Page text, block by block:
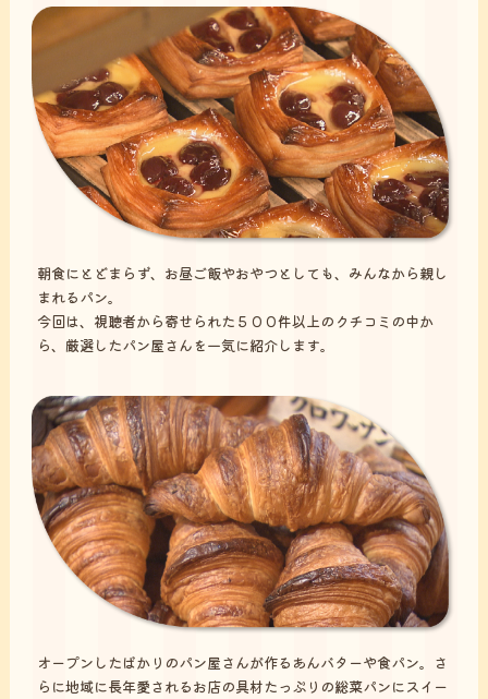
朝食にとどまらず、お昼ご飯やおやつとしても、みんなから親し
まれるパン。
今回は、視聴者から寄せられた５００件以上のクチコミの中か
ら、厳選したパン屋さんを一気に紹介します。
オープンしたばかりのパン屋さんが作るあんバターや食パン。さ
らに地域に長年愛されるお店の具材たっぷりの総菜パンにスイー